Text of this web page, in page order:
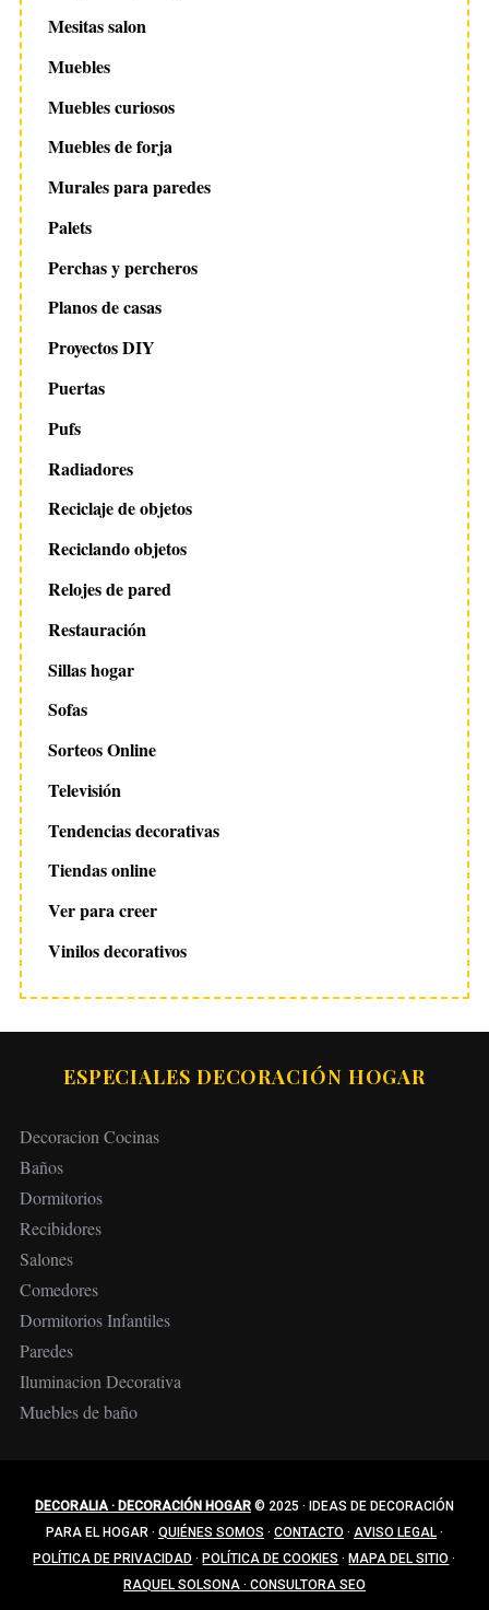
Mesitas salon
Muebles
Muebles curiosos
Muebles de forja
Murales para paredes
Palets
Perchas y percheros
Planos de casas
Proyectos DIY
Puertas
Pufs
Radiadores
Reciclaje de objetos
Reciclando objetos
Relojes de pared
Restauración
Sillas hogar
Sofas
Sorteos Online
Televisión
Tendencias decorativas
Tiendas online
Ver para creer
Vinilos decorativos
ESPECIALES DECORACIÓN HOGAR
Decoracion Cocinas
Baños
Dormitorios
Recibidores
Salones
Comedores
Dormitorios Infantiles
Paredes
Iluminacion Decorativa
Muebles de baño
DECORALIA · DECORACIÓN HOGAR© 2025 ·
IDEAS DE DECORACIÓN
PARA EL HOGAR · QUIÉNES SOMOS · CONTACTO · AVISO LEGAL ·
POLÍTICA DE PRIVACIDAD · POLÍTICA DE COOKIES · MAPA DEL SITIO ·
RAQUEL SOLSONA · CONSULTORA SEO